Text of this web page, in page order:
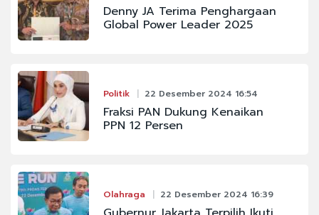
Denny JA Terima Penghargaan
Global Power Leader 2025
Politik 22 Desember 2024 16:54
Fraksi PAN Dukung Kenaikan
PPN 12 Persen
Olahraga 22 Desember 2024 16:39